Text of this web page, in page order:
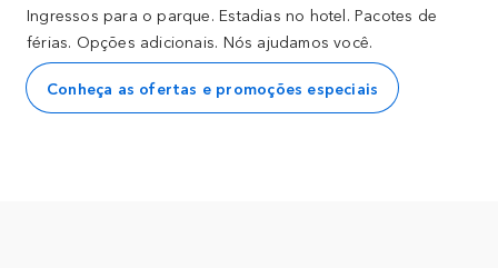
Ingressos para o parque. Estadias no hotel. Pacotes de
férias. Opções adicionais. Nós ajudamos você.
Conheça as ofertas e promoções especiais